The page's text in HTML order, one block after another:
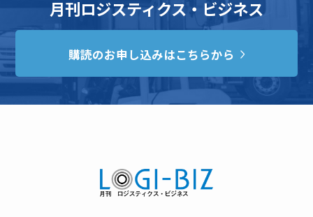
月刊ロジスティクス・ビジネス
購読のお申し込みはこちらから